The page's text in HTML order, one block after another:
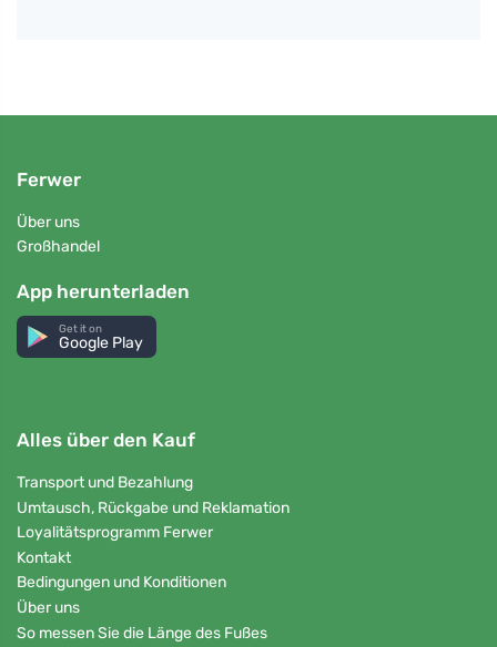
Ferwer
Über uns
Großhandel
App herunterladen
Get it on
Google Play
Alles über den Kauf
Transport und Bezahlung
Umtausch, Rückgabe und Reklamation
Loyalitätsprogramm Ferwer
Kontakt
Bedingungen und Konditionen
Über uns
So messen Sie die Länge des Fußes